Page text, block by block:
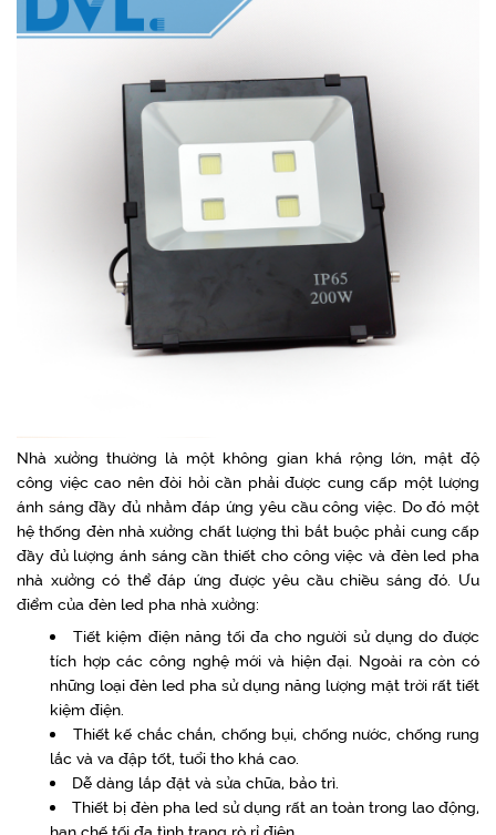
Nhà xưởng thường là một không gian khá rộng lớn, mật độ
công việc cao nên đòi hỏi cần phải được cung cấp một lượng
ánh sáng đầy đủ nhằm đáp ứng yêu cầu công việc. Do đó một
hệ thống đèn nhà xưởng chất lượng thì bắt buộc phải cung cấp
đầy đủ lượng ánh sáng cần thiết cho công việc và đèn led pha
nhà xưởng có thể đáp ứng được yêu cầu chiều sáng đó. Ưu
điểm của đèn led pha nhà xưởng:
Tiết kiệm điện năng tối đa cho người sử dụng do được
tích hợp các công nghệ mới và hiện đại. Ngoài ra còn có
những loại đèn led pha sử dụng năng lượng mặt trời rất tiết
kiệm điện.
Thiết kế chắc chắn, chống bụi, chống nước, chống rung
lắc và va đập tốt, tuổi tho khá cao.
Dễ dàng lắp đặt và sửa chữa, bảo trì.
Thiết bị đèn pha led sử dụng rất an toàn trong lao động,